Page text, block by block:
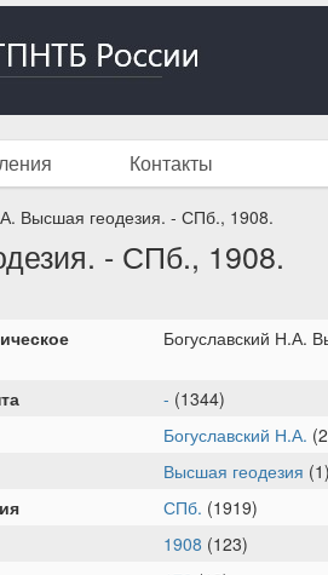
Контакты
Высшая геодезия. - СПб., 1908.
- СПб., 1908.
Богуславский Н.А.
- (1344)
Богуславский Н.А.
Высшая геодезия (1)
СПб. (1919)
1908 (123)